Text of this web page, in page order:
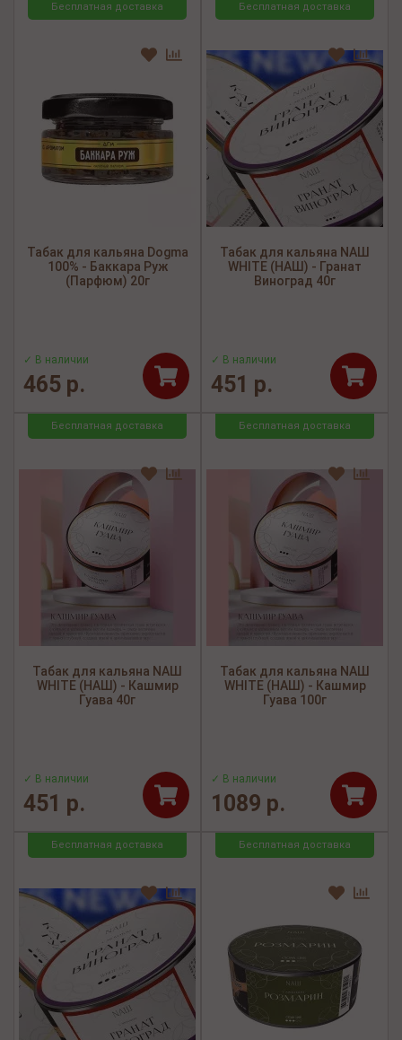
Бесплатная доставка
Табак для кальяна Dogma
100% - Баккара Руж
(Парфюм) 20г
✓ В наличии
465 р.
Бесплатная доставка
Табак для кальяна NАШ
WHITE (НАШ) - Гранат
Виноград 40г
✓ В наличии
451 р.
Бесплатная доставка
Табак для кальяна NАШ
WHITE (НАШ) - Кашмир
Гуава 40г
✓ В наличии
451 р.
Бесплатная доставка
Табак для кальяна NАШ
WHITE (НАШ) - Кашмир
Гуава 100г
✓ В наличии
1089 р.
Бесплатная доставка Бесплатная доставка